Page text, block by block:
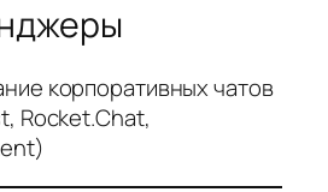
корпоративных чатов
Rocket.Chat,